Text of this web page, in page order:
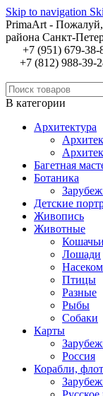
Skip to navigation
PrimaArt - Пожалуй,
района Санкт-
+7 (951) 679-
+7 (812) 988-
В категории
Архитектура
Багетная
Ботаника
Детские
Живопись
Животные
Кошачьи
Лошади
Птицы
Разные
Рыбы
Собаки
Карты
Россия
Корабли, флот